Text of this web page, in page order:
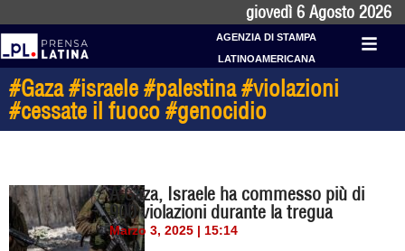
giovedì 6 Agosto 2026
AGENZIA DI STAMPA
LATINOAMERICANA
#Gaza #israele #palestina #violazioni
#cessate il fuoco #genocidio
A Gaza, Israele ha commesso più di
900 violazioni durante la tregua
Marzo 3, 2025 | 15:14